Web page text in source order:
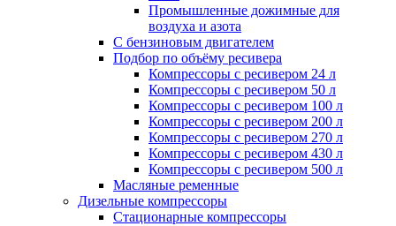
Промышленные дожимные для
воздуха и азота
С бензиновым двигателем
Подбор по объёму ресивера
Компрессоры с ресивером 24 л
Компрессоры с ресивером 50 л
Компрессоры с ресивером 100 л
Компрессоры с ресивером 200 л
Компрессоры с ресивером 270 л
Компрессоры с ресивером 430 л
Компрессоры с ресивером 500 л
Масляные ременные
Дизельные компрессоры
Стационарные компрессоры